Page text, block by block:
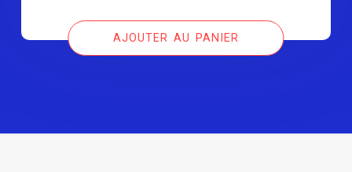
AJOUTER AU PANIER